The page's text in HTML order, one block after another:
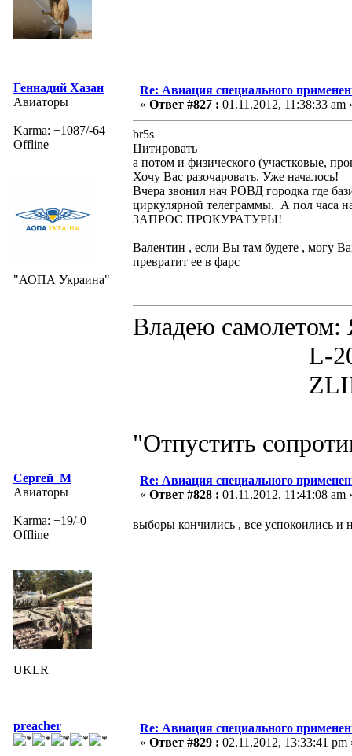
Геннадий Хазан
Авиаторы
Karma: +1087/-64
Offline
"АОПА Украина"
Re: Авиация специального
« Ответ #827 : 01.11.2012, 11:38:33 am
br5s
Цитировать
а потом и физического (участковые,
Хочу Вас разочаровать. Уже началось!
Вчера звонил нач РОВД городка где
циркулярной телеграммы. А пол часа
ЗАПРОС ПРОКУРАТУРЫ!
Валентин , если Вы там будете , могу
превратит ее в фарс
Владею
L-200D
ZLIN 526
"Отпустить
Сергей_М
Авиаторы
Karma: +19/-0
Offline
UKLR
Re: Авиация специального
« Ответ #828 : 01.11.2012, 11:41:08 am
выборы кончились , все успокоились и
preacher
Re: Авиация специального
« Ответ #829 : 02.11.2012, 13:33:41 pm